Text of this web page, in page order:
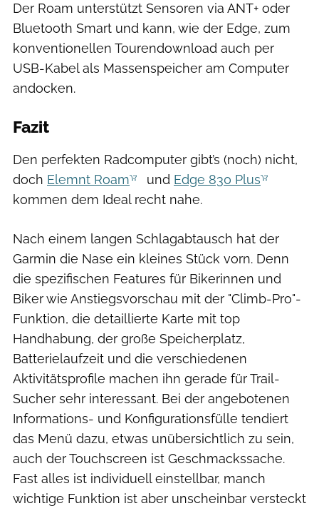
Der Roam unterstützt Sensoren via ANT+ oder
Bluetooth Smart und kann, wie der Edge, zum
konventionellen Tourendownload auch per
USB-Kabel als Massenspeicher am Computer
andocken.
Fazit
Den perfekten Radcomputer gibt’s (noch) nicht,
doch Elemnt Roam und Edge 830 Plus
kommen dem Ideal recht nahe.
Nach einem langen Schlagabtausch hat der
Garmin die Nase ein kleines Stück vorn. Denn
die spezifischen Features für Bikerinnen und
Biker wie Anstiegsvorschau mit der "Climb-Pro"-
Funktion, die detaillierte Karte mit top
Handhabung, der große Speicherplatz,
Batterielaufzeit und die verschiedenen
Aktivitätsprofile machen ihn gerade für Trail-
Sucher sehr interessant. Bei der angebotenen
Informations- und Konfigurationsfülle tendiert
das Menü dazu, etwas unübersichtlich zu sein,
auch der Touchscreen ist Geschmackssache.
Fast alles ist individuell einstellbar, manch
wichtige Funktion ist aber unscheinbar versteckt